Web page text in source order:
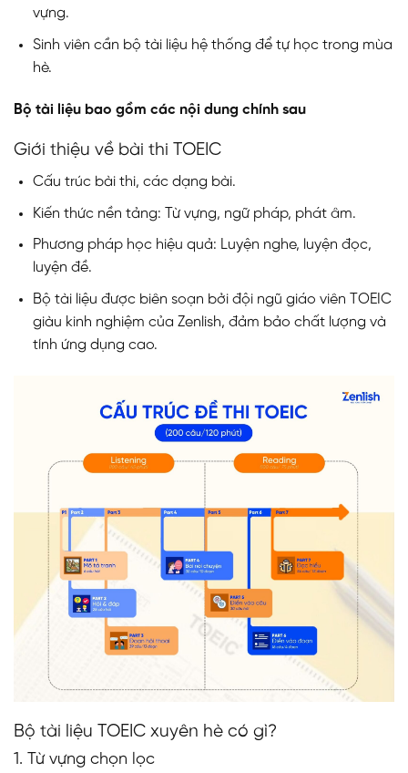
vựng.
Sinh viên cần bộ tài liệu hệ thống để tự học trong mùa
hè.
Bộ tài liệu bao gồm các nội dung chính sau
Giới thiệu về bài thi TOEIC
Cấu trúc bài thi, các dạng bài.
Kiến thức nền tảng: Từ vựng, ngữ pháp, phát âm.
Phương pháp học hiệu quả: Luyện nghe, luyện đọc,
luyện đề.
Bộ tài liệu được biên soạn bởi đội ngũ giáo viên TOEIC
giàu kinh nghiệm của Zenlish, đảm bảo chất lượng và
tính ứng dụng cao.
Bộ tài liệu TOEIC xuyên hè có gì?
1. Từ vựng chọn lọc